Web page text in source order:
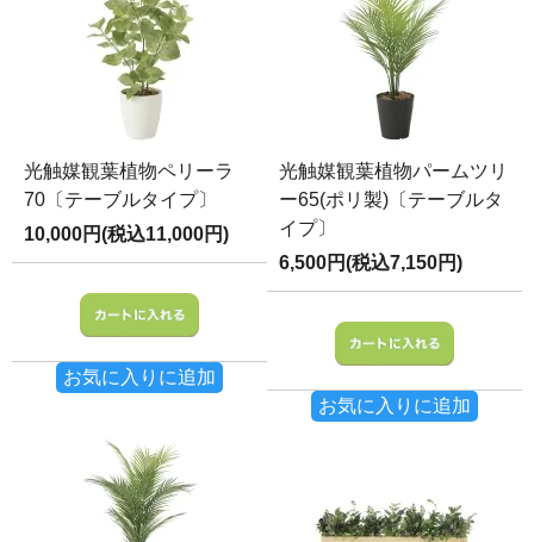
光触媒観葉植物ペリーラ
70〔テーブルタイプ〕
10,000円(税込11,000円)
お気に入りに追加
光触媒観葉植物パームツリ
ー65(ポリ製)〔テーブルタ
イプ〕
6,500円(税込7,150円)
お気に入りに追加